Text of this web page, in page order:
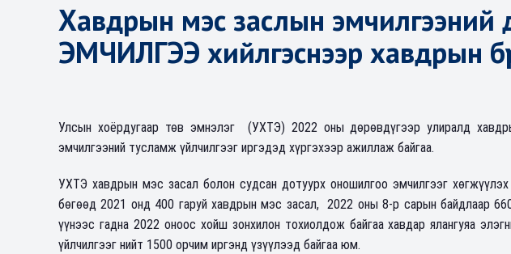
Хавдрын мэс заслын
ЭМЧИЛГЭЭ хийлгэснээр хавдрын
Улсын хоёрдугаар төв эмнэлэг (УХТЭ) 2022 оны дөрөвдүгээр улиралд
эмчилгээний тусламж үйлчилгээг иргэдэд хүргэхээр ажиллаж байгаа.
УХТЭ хавдрын мэс засал болон судсан дотуурх оношилгоо эмчилгээг
бөгөөд 2021 онд 400 гаруй хавдрын мэс засал, 2022 оны 8-р сарын байдлаар
үүнээс гадна 2022 оноос хойш зонхилон тохиолдож байгаа хавдар ялангуяа
үйлчилгээг нийт 1500 орчим иргэнд үзүүлээд байгаа юм.